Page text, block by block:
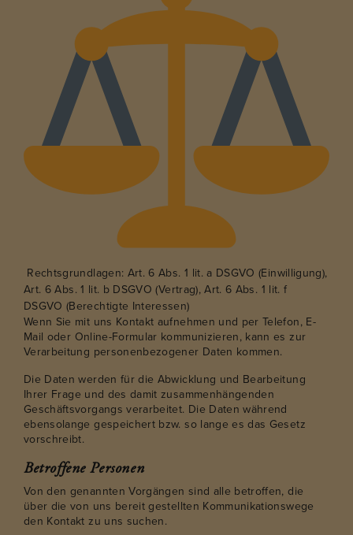
Rechtsgrundlagen: Art. 6 Abs. 1 lit. a DSGVO (Einwilligung),
Art. 6 Abs. 1 lit. b DSGVO (Vertrag), Art. 6 Abs. 1 lit. f
DSGVO (Berechtigte Interessen)
Wenn Sie mit uns Kontakt aufnehmen und per Telefon, E-
Mail oder Online-Formular kommunizieren, kann es zur
Verarbeitung personenbezogener Daten kommen.
Die Daten werden für die Abwicklung und Bearbeitung
Ihrer Frage und des damit zusammenhängenden
Geschäftsvorgangs verarbeitet. Die Daten während
ebensolange gespeichert bzw. so lange es das Gesetz
vorschreibt.
Betroffene Personen
Von den genannten Vorgängen sind alle betroffen, die
über die von uns bereit gestellten Kommunikationswege
den Kontakt zu uns suchen.